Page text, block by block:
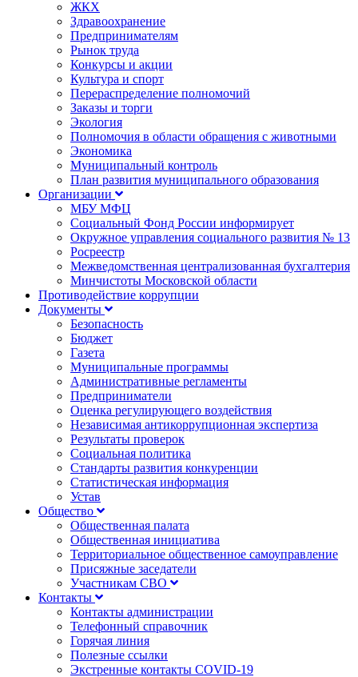
ЖКХ
Здравоохранение
Предпринимателям
Рынок труда
Конкурсы и акции
Культура и спорт
Перераспределение полномочий
Заказы и торги
Экология
Полномочия в области обращения с животными
Экономика
Муниципальный контроль
План развития муниципального образования
Организации
МБУ МФЦ
Социальный Фонд России информирует
Окружное управления социального развития № 13
Росреестр
Межведомственная централизованная бухгалтерия
Минчистоты Московской области
Противодействие коррупции
Документы
Безопасность
Бюджет
Газета
Муниципальные программы
Административные регламенты
Предприниматели
Оценка регулирующего воздействия
Независимая антикоррупционная экспертиза
Результаты проверок
Социальная политика
Стандарты развития конкуренции
Статистическая информация
Устав
Общество
Общественная палата
Общественная инициатива
Территориальное общественное самоуправление
Присяжные заседатели
Участникам СВО
Контакты
Контакты администрации
Телефонный справочник
Горячая линия
Полезные ссылки
Экстренные контакты COVID-19